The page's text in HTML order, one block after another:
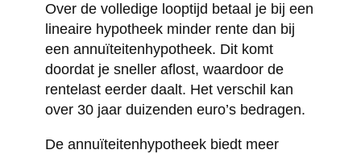
Over de volledige looptijd betaal je bij een
lineaire hypotheek minder rente dan bij
een annuïteitenhypotheek. Dit komt
doordat je sneller aflost, waardoor de
rentelast eerder daalt. Het verschil kan
over 30 jaar duizenden euro’s bedragen.
De annuïteitenhypotheek biedt meer